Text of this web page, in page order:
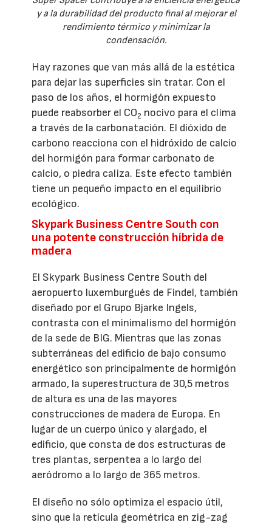
y a la durabilidad del producto final al mejorar el
rendimiento térmico y minimizar la
condensación.
Hay razones que van más allá de la estética
para dejar las superficies sin tratar. Con el
paso de los años, el hormigón expuesto
puede reabsorber el CO2 nocivo para el clima
a través de la carbonatación. El dióxido de
carbono reacciona con el hidróxido de calcio
del hormigón para formar carbonato de
calcio, o piedra caliza. Este efecto también
tiene un pequeño impacto en el equilibrio
ecológico.
Skypark Business Centre South con
una potente construcción híbrida de
madera
El Skypark Business Centre South del
aeropuerto luxemburgués de Findel, también
diseñado por el Grupo Bjarke Ingels,
contrasta con el minimalismo del hormigón
de la sede de BIG. Mientras que las zonas
subterráneas del edificio de bajo consumo
energético son principalmente de hormigón
armado, la superestructura de 30,5 metros
de altura es una de las mayores
construcciones de madera de Europa. En
lugar de un cuerpo único y alargado, el
edificio, que consta de dos estructuras de
tres plantas, serpentea a lo largo del
aeródromo a lo largo de 365 metros.
El diseño no sólo optimiza el espacio útil,
sino que la retícula geométrica en zig-zag